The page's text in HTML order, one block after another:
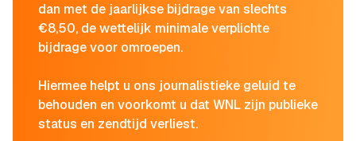
dan met de jaarlijkse bijdrage van slechts
€8,50, de wettelijk minimale verplichte
bijdrage voor omroepen.
Hiermee helpt u ons journalistieke geluid te
behouden en voorkomt u dat WNL zijn publieke
status en zendtijd verliest.